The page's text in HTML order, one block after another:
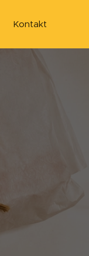
Kontakt